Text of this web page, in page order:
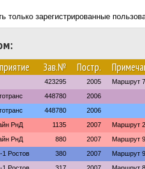
только зарегистрированные
Зав.№ Постр.
423295 2005 Маршрут
448780 2006
448780 2006
РнД 1135 2007 Маршрут
РнД 880 2007 Маршрут
1 Ростов 380 2007 Маршрут